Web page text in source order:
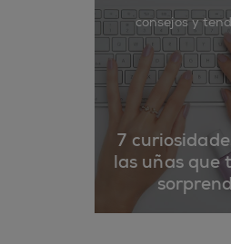
consejos y
7
las uñas que